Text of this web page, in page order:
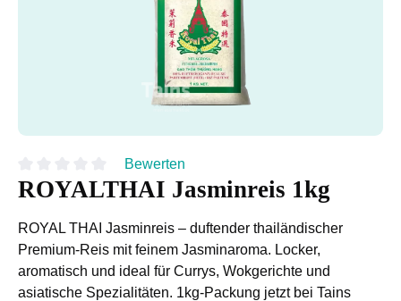
Durchschnittliche Bewertung von 0 von 5 Sternen
Bewerten
ROYALTHAI Jasminreis 1kg
ROYAL THAI Jasminreis – duftender thailändischer
Premium-Reis mit feinem Jasminaroma. Locker,
aromatisch und ideal für Currys, Wokgerichte und
asiatische Spezialitäten. 1kg-Packung jetzt bei Tains